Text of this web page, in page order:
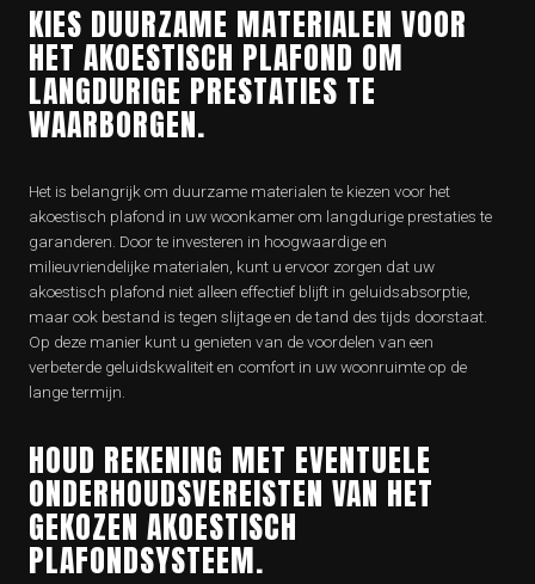
KIES DUURZAME MATERIALEN VOOR
HET AKOESTISCH PLAFOND OM
LANGDURIGE PRESTATIES TE
WAARBORGEN.
Het is belangrijk om duurzame materialen te kiezen voor het
akoestisch plafond in uw woonkamer om langdurige prestaties te
garanderen. Door te investeren in hoogwaardige en
milieuvriendelijke materialen, kunt u ervoor zorgen dat uw
akoestisch plafond niet alleen effectief blijft in geluidsabsorptie,
maar ook bestand is tegen slijtage en de tand des tijds doorstaat.
Op deze manier kunt u genieten van de voordelen van een
verbeterde geluidskwaliteit en comfort in uw woonruimte op de
lange termijn.
HOUD REKENING MET EVENTUELE
ONDERHOUDSVEREISTEN VAN HET
GEKOZEN AKOESTISCH
PLAFONDSYSTEEM.